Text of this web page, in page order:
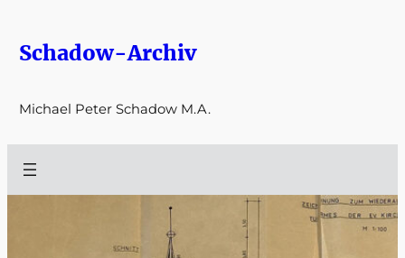
Inhalt
springen
Schadow-Archiv
Michael Peter Schadow M.A.